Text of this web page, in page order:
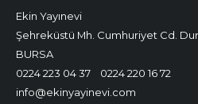
Ekin Yayınevi
Şehreküstü Mh. Cumhuriyet Cd.
BURSA
0224 223 04 37
0224 220 16 72
info@ekinyayinevi.com